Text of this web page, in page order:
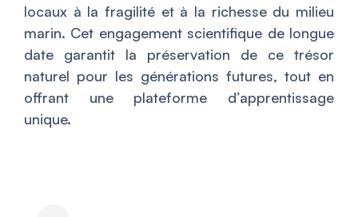
locaux à la fragilité et à la richesse du milieu
marin. Cet engagement scientifique de longue
date garantit la préservation de ce trésor
naturel pour les générations futures, tout en
offrant une plateforme d’apprentissage
unique.